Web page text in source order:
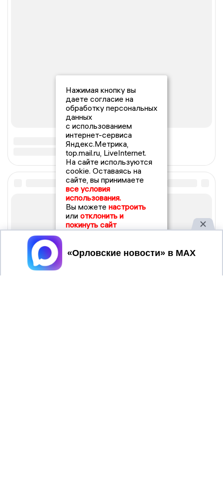
Нажимая кнопку вы
даете согласие на
обработку персональных
данных
с использованием
интернет-сервиса
Яндекс.Метрика,
top.mail.ru, LiveInternet.
На сайте используются
cookie. Оставаясь на
сайте, вы принимаете
все условия
использования.
Вы можете настроить
или отклонить и
покинуть сайт
Принять